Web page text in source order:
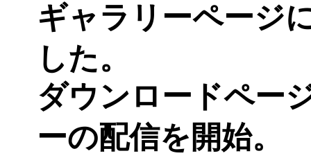
ギャラリーページ
した。
ダウンロードペー
ーの配信を開始。